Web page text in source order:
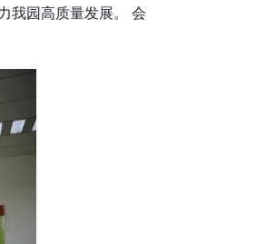
我园高质量发展。 会